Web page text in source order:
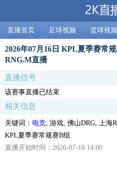
直播首页 足球视频 篮球视频
2026年07月16日 KPL夏季赛常
RNG.M直播
直播信号
该赛事直播已结束
相关信息
关键词： 电竞 , 游戏, 佛山DRG, 上海
KPL夏季赛常规赛B组
直播开始时间：2026-07-16 14:00